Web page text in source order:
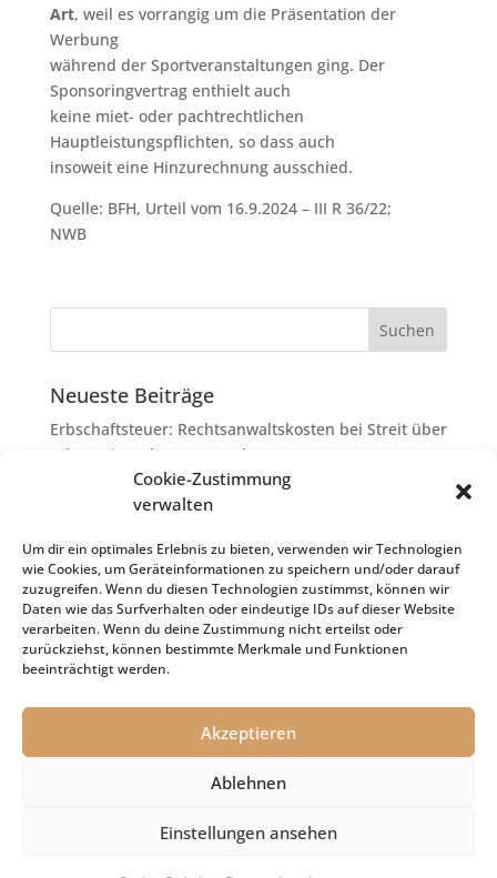
Cookie-Zustimmung
verwalten
Um dir ein optimales Erlebnis zu bieten, verwenden wir Technologien
wie Cookies, um Geräteinformationen zu speichern und/oder darauf
zuzugreifen. Wenn du diesen Technologien zustimmst, können wir
Daten wie das Surfverhalten oder eindeutige IDs auf dieser Website
verarbeiten. Wenn du deine Zustimmung nicht erteilst oder
zurückziehst, können bestimmte Merkmale und Funktionen
beeinträchtigt werden.
Akzeptieren
Ablehnen
Einstellungen ansehen
Art, weil es vorrangig um die Präsentation der
Werbung
während der Sportveranstaltungen ging. Der
Sponsoringvertrag enthielt auch
keine miet- oder pachtrechtlichen
Hauptleistungspflichten, so dass auch
insoweit eine Hinzurechnung ausschied.
Quelle: BFH, Urteil vom 16.9.2024 – III R 36/22;
NWB
Neueste Beiträge
Erbschaftsteuer: Rechtsanwaltskosten bei Streit über
Erbauseinandersetzung als
Nachlassverbindlichkeiten
Umsatzsteuer-Umrechnungskurse Juli 2026
Keine Steuerfreiheit eines sog. Konfusionsgewinns
bei Mutterkapitalgesellschaft
Schenkungsteuer: Zinssatz von 5,5 % für die
Bewertung von Leibrenten verfassungsgemäß
Passivierung einer Verbindlichkeit im
Cookie-Richtlinie (EU)